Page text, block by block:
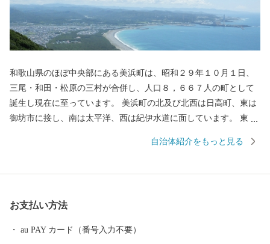
和歌山県のほぼ中央部にある美浜町は、昭和２９年１０月１日、
三尾・和田・松原の三村が合併し、人口８，６６７人の町として
誕生し現在に至っています。 美浜町の北及び北西は日高町、東は
御坊市に接し、南は太平洋、西は紀伊水道に面しています。 東西
平方キロメートルの町で、面積では和歌山県下で二番目に狭い町
く受けています。 太平洋に面する砂州海岸には、全長約４．５キ
自治体紹介をもっと見る
お支払い方法
au PAY カード（番号入力不要）